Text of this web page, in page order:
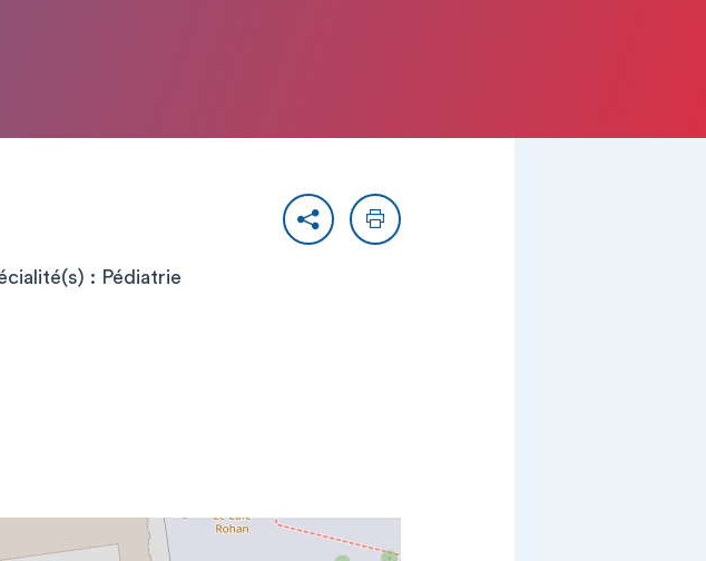
PartagerImprimer
: Pédiatrie